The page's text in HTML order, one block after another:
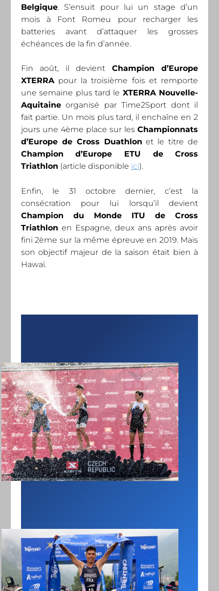
Belgique. S’ensuit pour lui un stage d’un
mois à Font Romeu pour recharger les
batteries avant d’attaquer les grosses
échéances de la fin d’année.
Fin août, il devient Champion d’Europe
XTERRApour la troisième fois et remporte
une semaine plus tard le XTERRA Nouvelle-
Aquitaineorganisé par Time2Sport dont il
fait partie. Un mois plus tard, il enchaîne en 2
jours une 4ème place sur lesChampionnats
d’Europe de Cross Duathlon et le titre de
Champion d’Europe ETU de Cross
Triathlon (article disponible ici).
Enfin, le 31 octobre dernier, c’est la
consécration pour lui lorsqu’il devient
Champion du Monde ITU de Cross
Triathlon en Espagne, deux ans après avoir
fini 2ème sur la même épreuve en 2019. Mais
son objectif majeur de la saison était bien à
Hawaï.